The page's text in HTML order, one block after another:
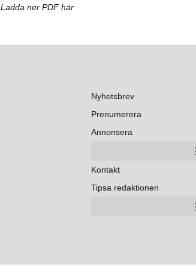
Ladda ner PDF här
Nyhetsbrev
Prenumerera
Annonsera
Kontakt
Tipsa redaktionen